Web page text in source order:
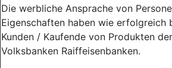
Die werbliche Ansprache von
Eigenschaften haben wie erfolgreich
Kunden / Kaufende von Produkten
Volksbanken Raiffeisenbanken.